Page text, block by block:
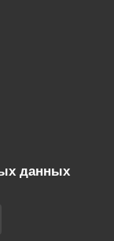
данных